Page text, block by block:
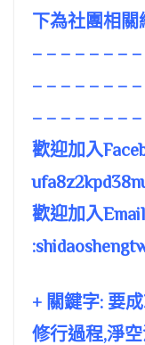
下為社團相關
– – – – – – –
– – – – – – –
– – – – – – – –
歡迎加入
歡迎加入
:
+ 關鍵字: 要
修行過程,淨